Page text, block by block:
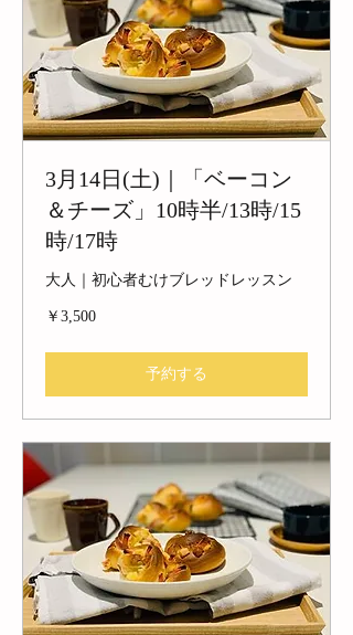
3月14日(土)｜「ベーコン
＆チーズ」10時半/13時/15
時/17時
大人｜初心者むけブレッドレッスン
3,500
円
￥3,500
予約する